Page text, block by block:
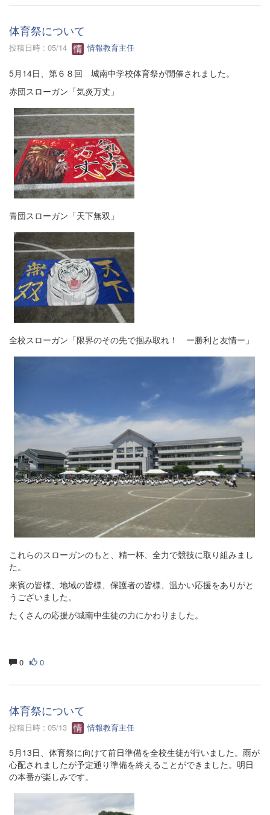
体育祭について
投稿日時 : 05/14 情報教育主任
5月14日、第６８回 城南中学校体育祭が開催されました。
赤団スローガン「気炎万丈」
青団スローガン「天下無双」
全校スローガン「限界のその先で掴み取れ！ ー勝利と友情ー」
これらのスローガンのもと、精一杯、全力で競技に取り組みまし
た。
来賓の皆様、地域の皆様、保護者の皆様、温かい応援をありがと
うございました。
たくさんの応援が城南中生徒の力にかわりました。
0 0
体育祭について
投稿日時 : 05/13 情報教育主任
5月13日、体育祭に向けて前日準備を全校生徒が行いました。雨が
心配されましたが予定通り準備を終えることができました。明日
の本番が楽しみです。